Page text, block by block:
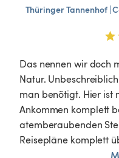
ThüringerTannenhof |
Das nennen wir doch
Natur.
man benötigt. Hier ist
Ankommen komplett
atemberaubenden
Reisepläne komplett